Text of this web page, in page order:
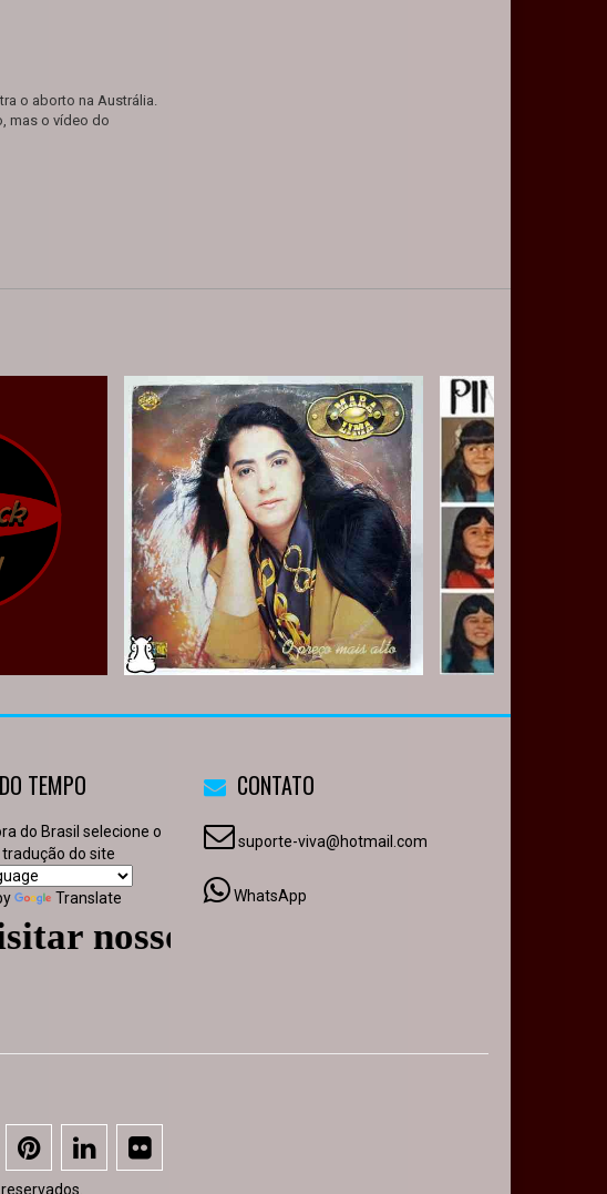
o aborto na Austrália.
mas o vídeo do
TEMPO
do Brasil selecione o
do site
Translate
site - Volte sempre
CONTATO
suporte-viva@hotmail.com
WhatsApp